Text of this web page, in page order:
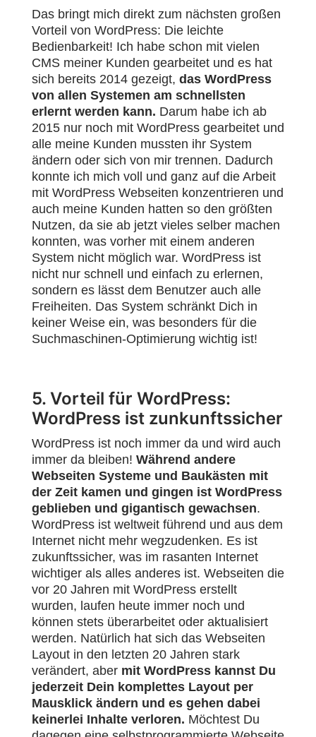
Das bringt mich direkt zum nächsten großen
Vorteil von WordPress: Die leichte
Bedienbarkeit! Ich habe schon mit vielen
CMS meiner Kunden gearbeitet und es hat
sich bereits 2014 gezeigt, das WordPress
von allen Systemen am schnellsten
erlernt werden kann. Darum habe ich ab
2015 nur noch mit WordPress gearbeitet und
alle meine Kunden mussten ihr System
ändern oder sich von mir trennen. Dadurch
konnte ich mich voll und ganz auf die Arbeit
mit WordPress Webseiten konzentrieren und
auch meine Kunden hatten so den größten
Nutzen, da sie ab jetzt vieles selber machen
konnten, was vorher mit einem anderen
System nicht möglich war. WordPress ist
nicht nur schnell und einfach zu erlernen,
sondern es lässt dem Benutzer auch alle
Freiheiten. Das System schränkt Dich in
keiner Weise ein, was besonders für die
Suchmaschinen-Optimierung wichtig ist!
5. Vorteil für WordPress:
WordPress ist zunkunftssicher
WordPress ist noch immer da und wird auch
immer da bleiben! Während andere
Webseiten Systeme und Baukästen mit
der Zeit kamen und gingen ist WordPress
geblieben und gigantisch gewachsen.
WordPress ist weltweit führend und aus dem
Internet nicht mehr wegzudenken. Es ist
zukunftssicher, was im rasanten Internet
wichtiger als alles anderes ist. Webseiten die
vor 20 Jahren mit WordPress erstellt
wurden, laufen heute immer noch und
können stets überarbeitet oder aktualisiert
werden. Natürlich hat sich das Webseiten
Layout in den letzten 20 Jahren stark
verändert, aber mit WordPress kannst Du
jederzeit Dein komplettes Layout per
Mausklick ändern und es gehen dabei
keinerlei Inhalte verloren. Möchtest Du